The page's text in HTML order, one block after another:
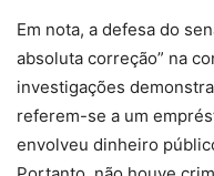
Em nota, a defesa do
absoluta correção” na
investigações
referem-se a um
envolveu dinheiro